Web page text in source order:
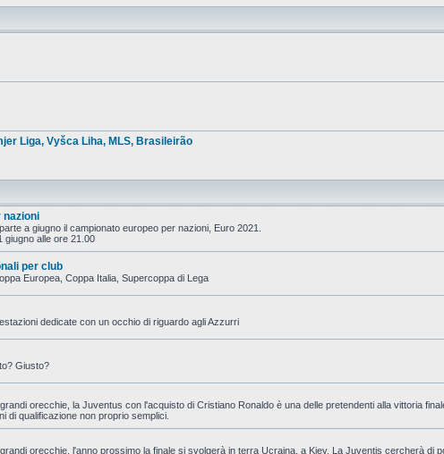
Liga, Vyšca Liha, MLS, Brasileirão
nazioni
a giugno il campionato europeo per nazioni, Euro 2021.
giugno alle ore 21.00
per club
Europea, Coppa Italia, Supercoppa di Lega
dedicate con un occhio di riguardo agli Azzurri
Giusto?
orecchie, la Juventus con l'acquisto di Cristiano Ronaldo è una delle pretendenti alla vittoria
di qualificazione non proprio semplici.
orecchie, l'anno prossimo la finale si svolgerà in terra Ucraina, a Kiev. La Juventis cercherà di